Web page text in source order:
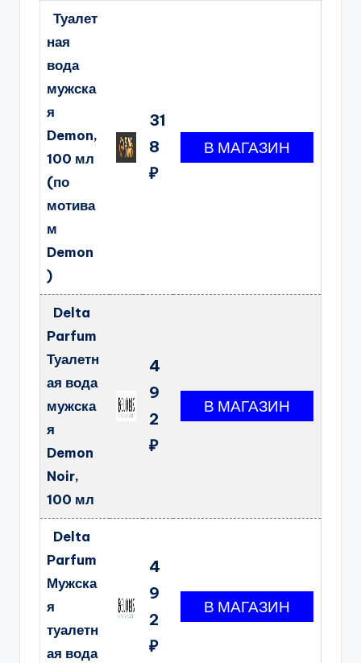
Туалет
ная
вода
мужска
я
Demon,
100 мл
(по
мотива
м
Demon
)
31
8
₽
Delta
Parfum
Туалетн
ая вода
мужска
я
Demon
Noir,
100 мл
4
9
2
₽
Delta
Parfum
Мужска
я
туалетн
ая вода
4
9
2
₽